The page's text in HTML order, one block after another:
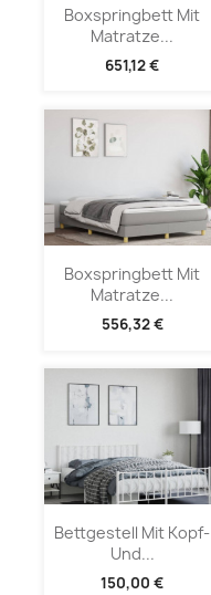
Boxspringbett Mit
Matratze...
651,12 €
Boxspringbett Mit
Matratze...
556,32 €
Bettgestell Mit Kopf-
Und...
150,00 €